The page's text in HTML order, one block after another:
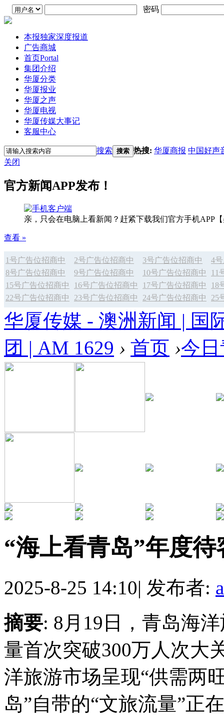
密码
本报独家深度报道
广告商城
首页Portal
集团介绍
华厦分类
华厦报业
华厦之声
华厦电视
华厦传媒大事记
客服中心
搜索 搜索 热搜: 华厦商报 中国好声
关闭
官方新闻APP发布！
亲，只会在电脑上看新闻？赶紧下载我们官方手机APP
查看 »
1号广告位招商中 2号广告位招商中 3号广告位招商中
4
8号广告位招商中
9号广告位招商中 10号广告位招商中
11
15号广告位招商中
16号广告位招商中 17号广告位招商中
18
22号广告位招商中
23号广告位招商中 24号广告位招商中 25
华厦传媒 - 澳洲新闻 | 国
团 | AM 1629 › 首页 ›今
“海上看青岛”年度
2025-8-25 14:10| 发布者:
摘要: 8月19日，青岛海
量首次突破300万人次大
洋旅游市场呈现“供需两
岛”自带的“文旅流量”正